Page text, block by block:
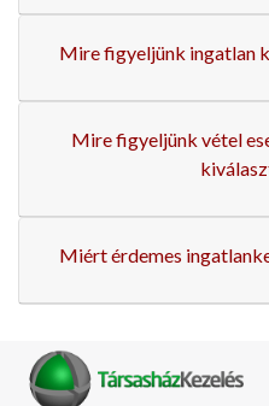
Mire figyeljünk ingatlan
Mire figyeljünk vétel
Miért érdemes